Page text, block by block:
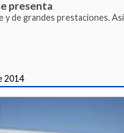
presenta
de grandes prestaciones.
2014